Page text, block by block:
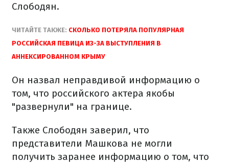
Слободян.
ЧИТАЙТЕ ТАКЖЕ: СКОЛЬКО ПОТЕРЯЛА ПОПУЛЯРНАЯ
РОССИЙСКАЯ ПЕВИЦА ИЗ-ЗА ВЫСТУПЛЕНИЯ В
АННЕКСИРОВАННОМ КРЫМУ
Он назвал неправдивой информацию о
том, что российского актера якобы
"развернули" на границе.
Также Слободян заверил, что
представители Машкова не могли
получить заранее информацию о том, что